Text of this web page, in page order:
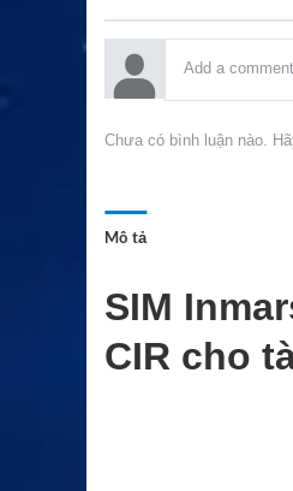
Chưa có bình luận nào.
Mô tả
SIM
CIR cho